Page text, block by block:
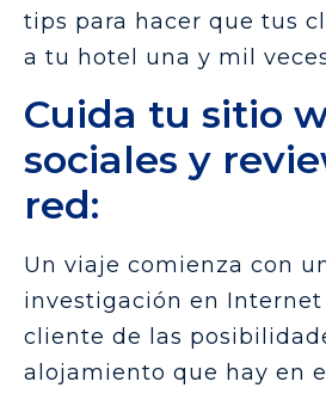
tips para hacer que tus
a tu hotel una y mil
Cuida tu sitio
sociales y
red:
Un viaje comienza con
investigación en Internet
cliente de las
alojamiento que hay en